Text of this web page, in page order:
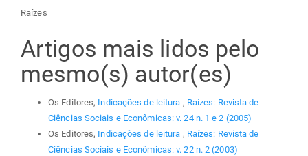
Raízes
Artigos mais lidos pelo
mesmo(s) autor(es)
Os Editores, Indicações de leitura , Raízes: Revista de
Ciências Sociais e Econômicas: v. 24 n. 1 e 2 (2005)
Os Editores, Indicações de leitura , Raízes: Revista de
Ciências Sociais e Econômicas: v. 22 n. 2 (2003)